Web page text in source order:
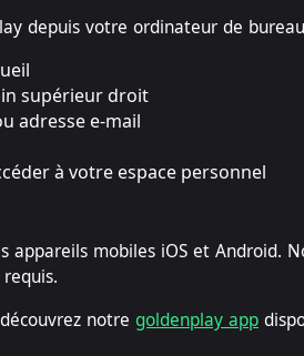
depuis votre ordinateur de
supérieur droit
adresse e-mail
à votre espace personnel
appareils mobiles iOS et Android.
notre goldenplay app